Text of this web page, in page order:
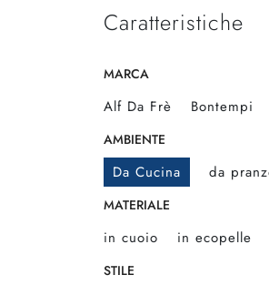
Caratteristiche
MARCA
Alf Da Frè Bontempi
AMBIENTE
Da Cucina da
MATERIALE
in cuoio in ecopelle
STILE